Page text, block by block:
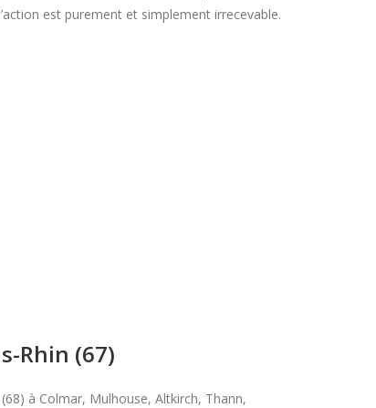
est purement et simplement irrecevable.
Rhin (67)
à Colmar, Mulhouse, Altkirch, Thann,